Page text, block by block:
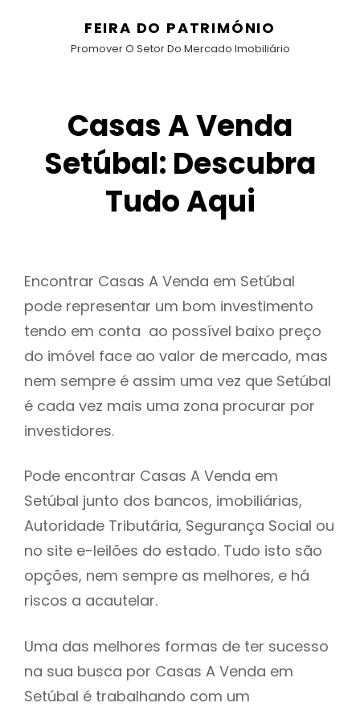
FEIRA DO PATRIMÓNIO
Promover O Setor Do Mercado Imobiliário
Casas A Venda
Setúbal: Descubra
Tudo Aqui
Encontrar Casas A Venda em Setúbal
pode representar um bom investimento
tendo em conta ao possível baixo preço
do imóvel face ao valor de mercado, mas
nem sempre é assim uma vez que Setúbal
é cada vez mais uma zona procurar por
investidores.
Pode encontrar Casas A Venda em
Setúbal junto dos bancos, imobiliárias,
Autoridade Tributária, Segurança Social ou
no site e-leilões do estado. Tudo isto são
opções, nem sempre as melhores, e há
riscos a acautelar.
Uma das melhores formas de ter sucesso
na sua busca por Casas A Venda em
Setúbal é trabalhando com um